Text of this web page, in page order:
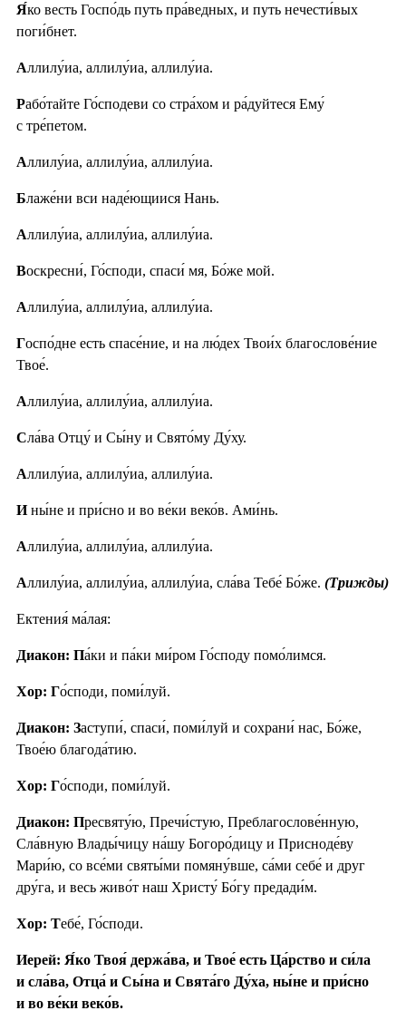
Я́ко весть Госпо́дь путь пра́ведных, и путь нечести́вых
поги́бнет.
Аллилу́иа, аллилу́иа, аллилу́иа.
Рабо́тайте Го́сподеви со стра́хом и ра́дуйтеся Ему́
с тре́петом.
Аллилу́иа, аллилу́иа, аллилу́иа.
Блаже́ни вси наде́ющиися Нань.
Аллилу́иа, аллилу́иа, аллилу́иа.
Воскресни́, Го́споди, спаси́ мя, Бо́же мой.
Аллилу́иа, аллилу́иа, аллилу́иа.
Госпо́дне есть спасе́ние, и на лю́дех Твои́х благослове́ние
Твое́.
Аллилу́иа, аллилу́иа, аллилу́иа.
Сла́ва Отцу́ и Сы́ну и Свято́му Ду́ху.
Аллилу́иа, аллилу́иа, аллилу́иа.
Ины́не и при́сно и во ве́ки веко́в. Ами́нь.
Аллилу́иа, аллилу́иа, аллилу́иа.
Аллилу́иа, аллилу́иа, аллилу́иа, сла́ва Тебе́ Бо́же. (Трижды)
Ектения́ ма́лая:
Диакон: Па́ки и па́ки ми́ром Го́споду помо́лимся.
Хор: Го́споди, поми́луй.
Диакон: Заступи́, спаси́, поми́луй и сохрани́ нас, Бо́же,
Твое́ю благода́тию.
Хор: Го́споди, поми́луй.
Диакон: Пресвяту́ю, Пречи́стую, Преблагослове́нную,
Сла́вную Влады́чицу на́шу Богоро́дицу и Присноде́ву
Мари́ю, со все́ми святы́ми помяну́вше, са́ми себе́ и друг
дру́га, и весь живо́т наш Христу́ Бо́гу предади́м.
Хор: Тебе́, Го́споди.
Иерей: Я́ко Твоя́ держа́ва, и Твое́ есть Ца́рство и си́ла
и сла́ва, Отца́ и Сы́на и Свята́го Ду́ха, ны́не и при́сно
и во ве́ки веко́в.